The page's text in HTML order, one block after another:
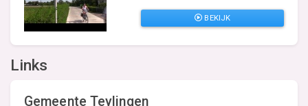
BEKIJK
Links
Gemeente Teylingen